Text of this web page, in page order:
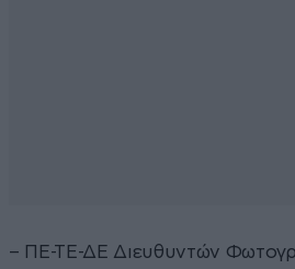
– ΠΕ-ΤΕ-ΔΕ Διευθυντών